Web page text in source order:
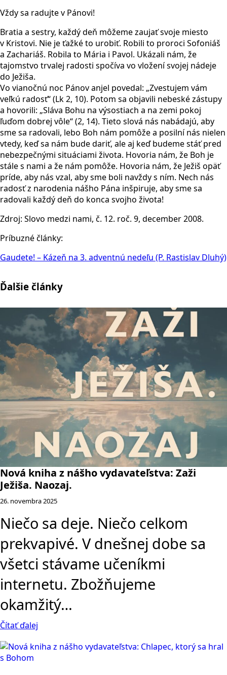
Vždy sa radujte v Pánovi!
Bratia a sestry, každý deň môžeme zaujať svoje miesto
v Kristovi. Nie je ťažké to urobiť. Robili to proroci Sofoniáš
a Zachariáš. Robila to Mária i Pavol. Ukázali nám, že
tajomstvo trvalej radosti spočíva vo vložení svojej nádeje
do Ježiša.
Vo vianočnú noc Pánov anjel povedal: „Zvestujem vám
veľkú radosť“ (Lk 2, 10). Potom sa objavili nebeské zástupy
a hovorili: „Sláva Bohu na výsostiach a na zemi pokoj
ľuďom dobrej vôle“ (2, 14). Tieto slová nás nabádajú, aby
sme sa radovali, lebo Boh nám pomôže a posilní nás nielen
vtedy, keď sa nám bude dariť, ale aj keď budeme stáť pred
nebezpečnými situáciami života. Hovoria nám, že Boh je
stále s nami a že nám pomôže. Hovoria nám, že Ježiš opäť
príde, aby nás vzal, aby sme boli navždy s ním. Nech nás
radosť z narodenia nášho Pána inšpiruje, aby sme sa
radovali každý deň do konca svojho života!
Zdroj: Slovo medzi nami, č. 12. roč. 9, december 2008.
Príbuzné články:
Gaudete! – Kázeň na 3. adventnú nedeľu (P. Rastislav Dluhý)
Ďalšie články
Nová kniha z nášho vydavateľstva: Zaži
Ježiša. Naozaj.
26. novembra 2025
Niečo sa deje. Niečo celkom
prekvapivé. V dnešnej dobe sa
všetci stávame učeníkmi
internetu. Zbožňujeme
okamžitý…
Čítať ďalej